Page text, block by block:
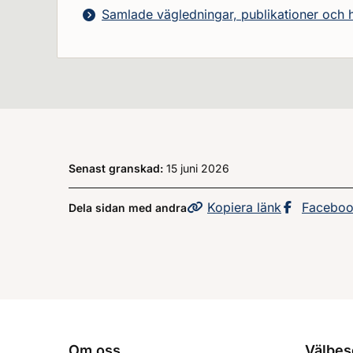
Samlade vägledningar, publikationer
Senast granskad: 15 juni 2026
Dela sidan med andra Kopiera sidans
länk Dela